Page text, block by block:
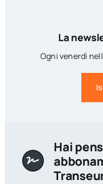
La
Ogni venerdì
Hai